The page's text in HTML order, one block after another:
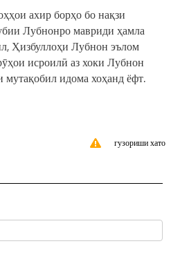
ахир борҳо бо нақзи
Лубнонро мавриди ҳамла
Ҳизбуллоҳи Лубнон эълом
исроилӣ аз хоки Лубнон
мутақобил идома хоҳанд ёфт.
гузориши хато